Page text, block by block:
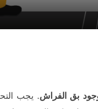
بق الفراش. يجب